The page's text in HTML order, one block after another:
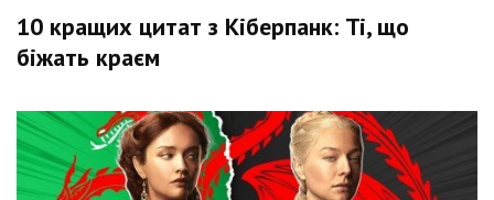
10 кращих цитат з Кіберпанк: Ті, що
біжать краєм